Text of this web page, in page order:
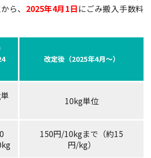
ら、 2025年4月1日 にごみ搬入手数料
改定後（2025年4月～）
10kg単位
150円/10kgまで（約15
円/kg）